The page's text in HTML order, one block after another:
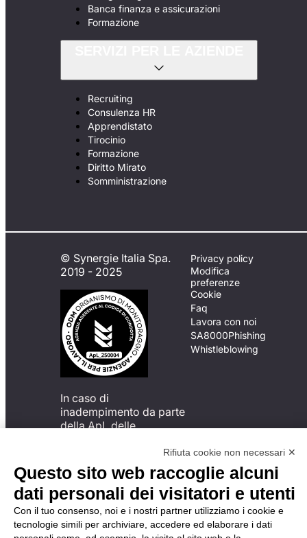
Banca finanza e assicurazioni
Formazione
Recruiting
Consulenza HR
Apprendistato
Tirocinio
Formazione
Diritto Mirato
Somministrazione
© Synergie Italia Spa.
2019 - 2025
In caso di
inadempimento da parte
della ApL delle
del Codice di Condotta, è
possibile presentare un
reclamo
all’Organismo di
Monitoraggio utilizzando
una delle modalità
descritte al seguente
Privacy policy
Modifica
preferenze
Cookie
Faq
Lavora con noi
SA8000Phishing
Whistleblowing
Rifiuta cookie non necessari ✕
Questo sito web raccoglie alcuni
dati personali dei visitatori e utenti
Con il tuo consenso, noi e i nostri partner utilizziamo i cookie e
tecnologie simili per archiviare, accedere ed elaborare i dati